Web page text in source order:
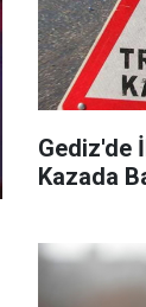
Gediz'de
Kazada